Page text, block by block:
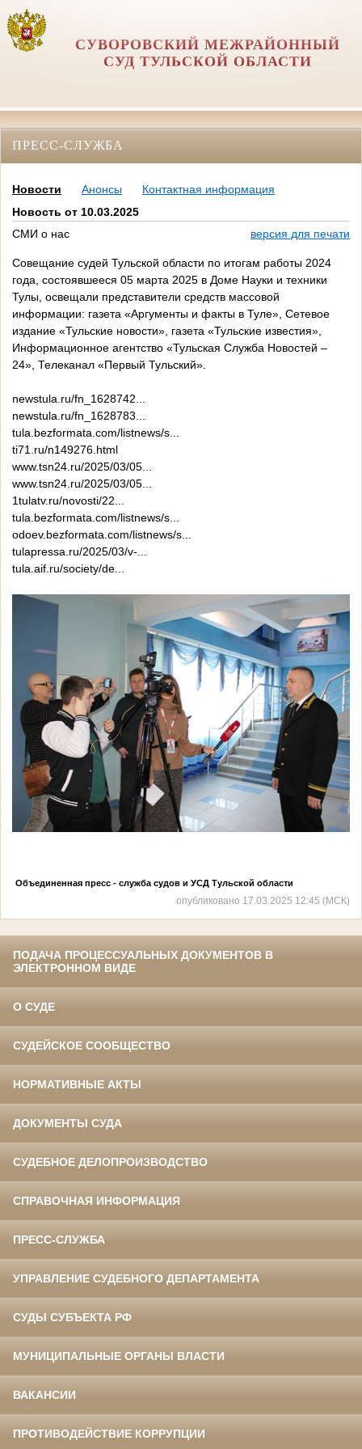
СУВОРОВСКИЙ МЕЖРАЙОННЫЙ
СУД ТУЛЬСКОЙ ОБЛАСТИ
ПРЕСС-СЛУЖБА
Новости Анонсы
Контактная информация
Новость от 10.03.2025
СМИ о нас
версия для печати
Совещание судей Тульской области по итогам работы 2024
года, состоявшееся 05 марта 2025 в Доме Науки и техники
Тулы, освещали представители средств массовой
информации: газета «Аргументы и факты в Туле», Сетевое
издание «Тульские новости», газета «Тульские известия»,
Информационное агентство «Тульская Служба Новостей –
24», Телеканал «Первый Тульский».
newstula.ru/fn_1628742...
newstula.ru/fn_1628783...
tula.bezformata.com/listnews/s...
ti71.ru/n149276.html
www.tsn24.ru/2025/03/05...
www.tsn24.ru/2025/03/05...
1tulatv.ru/novosti/22...
tula.bezformata.com/listnews/s...
odoev.bezformata.com/listnews/s...
tulapressa.ru/2025/03/v-...
tula.aif.ru/society/de...
Объединенная пресс - служба судов и УСД Тульской области
опубликовано 17.03.2025 12:45 (МСК)
ПОДАЧА ПРОЦЕССУАЛЬНЫХ ДОКУМЕНТОВ В
ЭЛЕКТРОННОМ ВИДЕ
О СУДЕ
СУДЕЙСКОЕ СООБЩЕСТВО
НОРМАТИВНЫЕ АКТЫ
ДОКУМЕНТЫ СУДА
СУДЕБНОЕ ДЕЛОПРОИЗВОДСТВО
СПРАВОЧНАЯ ИНФОРМАЦИЯ
ПРЕСС-СЛУЖБА
УПРАВЛЕНИЕ СУДЕБНОГО ДЕПАРТАМЕНТА
СУДЫ СУБЪЕКТА РФ
МУНИЦИПАЛЬНЫЕ ОРГАНЫ ВЛАСТИ
ВАКАНСИИ
ПРОТИВОДЕЙСТВИЕ КОРРУПЦИИ